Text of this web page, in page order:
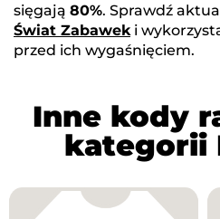
sięgają 80%. Sprawdź
Świat Zabawek i
przed ich wygaśnięciem.
Inne kody
kategorii